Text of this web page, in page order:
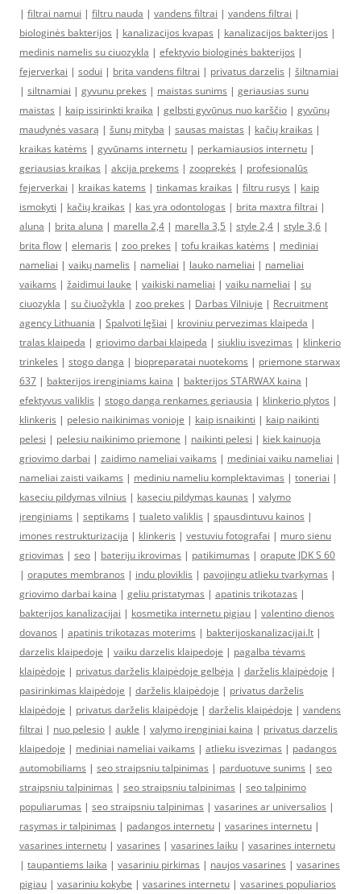
| filtrai namui | filtru nauda | vandens filtrai | vandens filtrai |
biologinės bakterijos | kanalizacijos kvapas | kanalizacijos bakterijos |
medinis namelis su ciuozykla | efektyvio biologinės bakterijos |
fejerverkai | sodui | brita vandens filtrai | privatus darzelis | šiltnamiai
| siltnamiai | gyvunu prekes | maistas sunims | geriausias sunu
maistas | kaip issirinkti kraika | gelbsti gyvūnus nuo karščio | gyvūnų
maudynės vasarą | šunų mityba | sausas maistas | kačių kraikas |
kraikas katėms | gyvūnams internetu | perkamiausios internetu |
geriausias kraikas | akcija prekems | zooprekės | profesionalūs
fejerverkai | kraikas katems | tinkamas kraikas | filtru rusys | kaip
ismokyti | kačių kraikas | kas yra odontologas | brita maxtra filtrai |
aluna | brita aluna | marella 2,4 | marella 3,5 | style 2,4 | style 3,6 |
brita flow | elemaris | zoo prekes | tofu kraikas katėms | mediniai
nameliai | vaikų namelis | nameliai | lauko nameliai | nameliai
vaikams | žaidimui lauke | vaikiski nameliai | vaiku nameliai | su
ciuozykla | su čiuožykla | zoo prekes | Darbas Vilniuje | Recruitment
agency Lithuania | Spalvoti lęšiai | kroviniu pervezimas klaipeda |
tralas klaipeda | griovimo darbai klaipeda | siukliu isvezimas | klinkerio
trinkeles | stogo danga | biopreparatai nuotekoms | priemone starwax
637 | bakterijos irenginiams kaina | bakterijos STARWAX kaina |
efektyvus valiklis | stogo danga renkames geriausia | klinkerio plytos |
klinkeris | pelesio naikinimas vonioje | kaip isnaikinti | kaip naikinti
pelesi | pelesiu naikinimo priemone | naikinti pelesi | kiek kainuoja
griovimo darbai | zaidimo nameliai vaikams | mediniai vaiku nameliai |
nameliai zaisti vaikams | mediniu nameliu komplektavimas | toneriai |
kaseciu pildymas vilnius | kaseciu pildymas kaunas | valymo
įrenginiams | septikams | tualeto valiklis | spausdintuvu kainos |
imones restrukturizacija | klinkeris | vestuviu fotografai | muro sienu
griovimas | seo | bateriju ikrovimas | patikimumas | orapute JDK S 60
| oraputes membranos | indu ploviklis | pavojingu atlieku tvarkymas |
griovimo darbai kaina | geliu pristatymas | apatinis trikotazas |
bakterijos kanalizacijai | kosmetika internetu pigiau | valentino dienos
dovanos | apatinis trikotazas moterims | bakterijoskanalizacijai.lt |
darzelis klaipedoje | vaiku darzelis klaipedoje | pagalba tėvams
klaipėdoje | privatus darželis klaipėdoje gelbėja | darželis klaipėdoje |
pasirinkimas klaipėdoje | darželis klaipėdoje | privatus darželis
klaipėdoje | privatus darželis klaipėdoje | darželis klaipėdoje | vandens
filtrai | nuo pelesio | aukle | valymo irenginiai kaina | privatus darzelis
klaipedoje | mediniai nameliai vaikams | atlieku isvezimas | padangos
automobiliams | seo straipsniu talpinimas | parduotuve sunims | seo
straipsniu talpinimas | seo straipsniu talpinimas | seo talpinimo
populiarumas | seo straipsniu talpinimas | vasarines ar universalios |
rasymas ir talpinimas | padangos internetu | vasarines internetu |
vasarines internetu | vasarines | vasarines laiku | vasarines internetu
| taupantiems laika | vasariniu pirkimas | naujos vasarines | vasarines
pigiau | vasariniu kokybe | vasarines internetu | vasarines populiarios